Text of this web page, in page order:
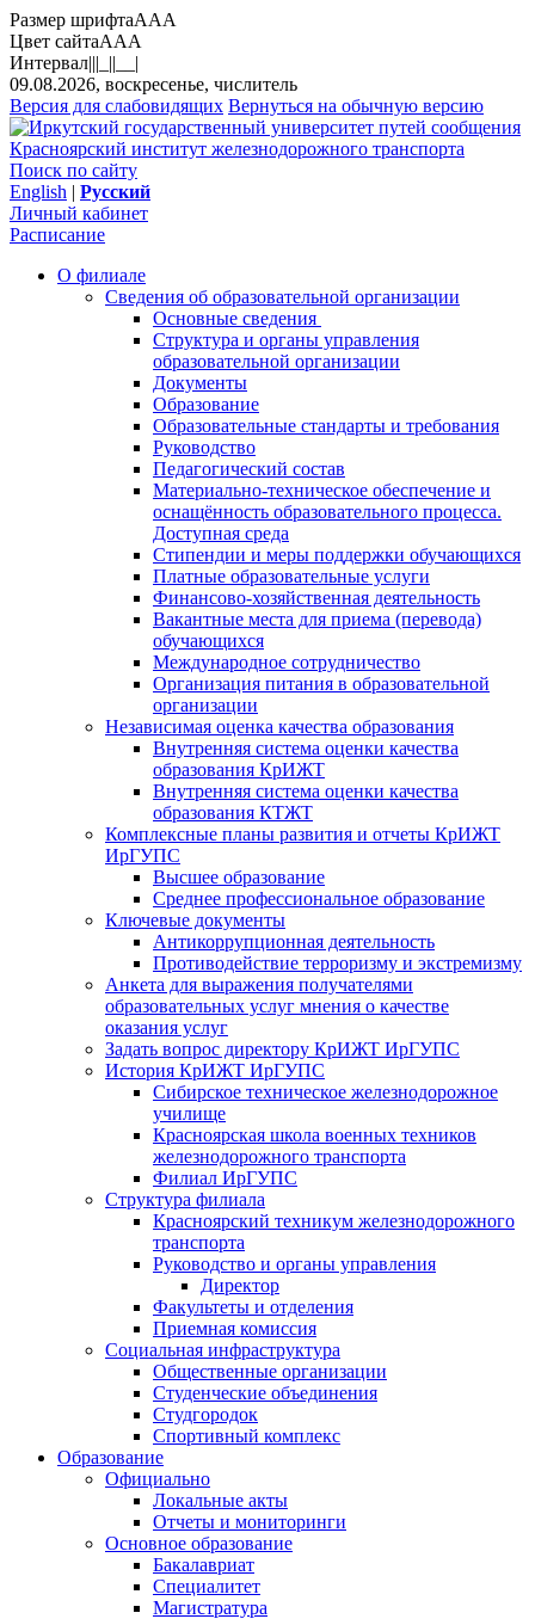
Размер шрифтаAAA
Цвет сайтаAAA
Интервал|||_||__|
09.08.2026, воскресенье, числитель
Версия для слабовидящих Вернуться на обычную версию
Красноярский институт железнодорожного транспорта
Поиск по сайту
English | Русский
Личный кабинет
Расписание
О филиале
Сведения об образовательной организации
Основные сведения
Структура и органы управления
образовательной организации
Документы
Образование
Образовательные стандарты и требования
Руководство
Педагогический состав
Материально-техническое обеспечение и
оснащённость образовательного процесса.
Доступная среда
Стипендии и меры поддержки обучающихся
Платные образовательные услуги
Финансово-хозяйственная деятельность
Вакантные места для приема (перевода)
обучающихся
Международное сотрудничество
Организация питания в образовательной
организации
Независимая оценка качества образования
Внутренняя система оценки качества
образования КрИЖТ
Внутренняя система оценки качества
образования КТЖТ
Комплексные планы развития и отчеты КрИЖТ
ИрГУПС
Высшее образование
Среднее профессиональное образование
Ключевые документы
Антикоррупционная деятельность
Противодействие терроризму и экстремизму
Анкета для выражения получателями
образовательных услуг мнения о качестве
оказания услуг
Задать вопрос директору КрИЖТ ИрГУПС
История КрИЖТ ИрГУПС
Сибирское техническое железнодорожное
училище
Красноярская школа военных техников
железнодорожного транспорта
Филиал ИрГУПС
Структура филиала
Красноярский техникум железнодорожного
транспорта
Руководство и органы управления
Директор
Факультеты и отделения
Приемная комиссия
Социальная инфраструктура
Общественные организации
Студенческие объединения
Студгородок
Спортивный комплекс
Образование
Официально
Локальные акты
Отчеты и мониторинги
Основное образование
Бакалавриат
Специалитет
Магистратура